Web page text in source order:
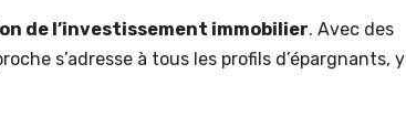
de l’investissement immobilier. Avec des
s’adresse à tous les profils d’épargnants, y